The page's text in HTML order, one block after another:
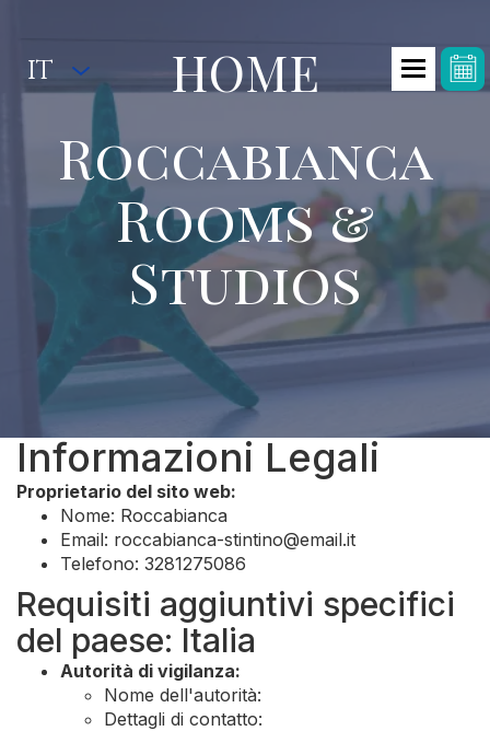
IT HOME
Roccabianca
Rooms &
Studios
Informazioni Legali
Proprietario del sito web:
Nome: Roccabianca
Email: roccabianca-stintino@email.it
Telefono: 3281275086
Requisiti aggiuntivi specifici
del paese: Italia
Autorità di vigilanza:
Nome dell'autorità:
Dettagli di contatto: